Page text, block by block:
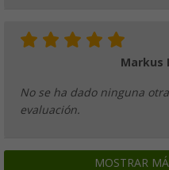
Markus
No se ha dado ninguna
evaluación.
MOSTRAR